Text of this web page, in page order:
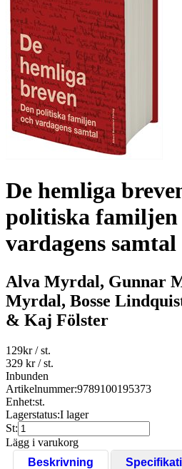
De hemliga
politiska familjen
vardagens samtal
Alva Myrdal, Gunnar
Myrdal, Bosse
& Kaj Fölster
129kr/ st.
329 kr/ st.
Inbunden
Artikelnummer:9789100195373
Enhet:st.
Lagerstatus:I lager
St:
Lägg i varukorg
Beskrivning